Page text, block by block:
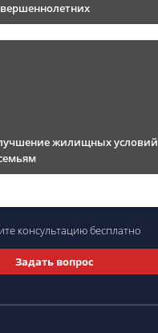
жилищных условий
Задать вопрос
консультациюбесплатно